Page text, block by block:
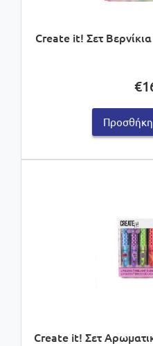
Create it! Σετ
€
Προσθήκη
Create it! Σετ